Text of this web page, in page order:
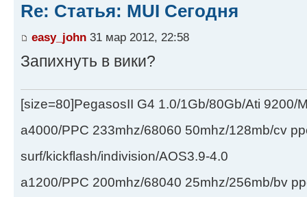
Re: Статья: MUI Сегодня
easy_john 31 мар 2012, 22:58
Запихнуть в вики?
[size=80]PegasosII G4 1.0/1Gb/80Gb/Ati 9200/
a4000/PPC 233mhz/68060 50mhz/128mb/cv
surf/kickflash/indivision/AOS3.9-4.0
a1200/PPC 200mhz/68040 25mhz/256mb/bv